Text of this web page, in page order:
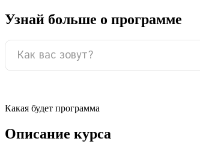
Узнай больше о программе
Какая будет программа
Описание курса